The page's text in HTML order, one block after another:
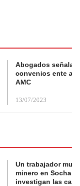
Abogados
convenios ente
AMC
13/07/2023
Un trabajador
minero en Socha;
investigan las